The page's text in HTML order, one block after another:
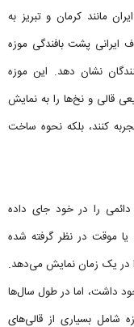
مانند کرمان و تبریز به
پشت بافندگی موزه
نشان دهد. این موزه
قالی و نخ‌ها را به نمایش
کنند، بلکه نحوه ساخت
را در خود جای داده
یا موقت در نظر گرفته شده
موزه معمولاً حدود ۲۰۰ فرش را در یک زمان نمایش می‌دهد.
داشت، اما در طول سال‌ها
شامل بسیاری از قالی‌های